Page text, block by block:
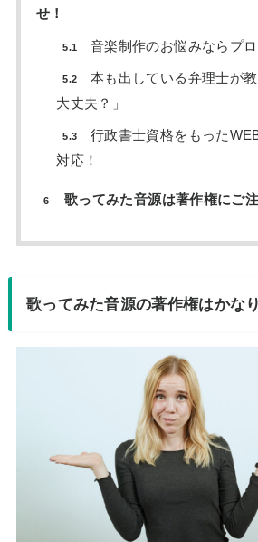
せ！
5.1 音楽制作のお悩みならプロ
5.2
本も出している弁理士が
大丈夫？」
5.3
行政書士資格をもった
対応！
6 歌ってみた音源は著作権にご注
歌ってみた音源の著作権はかな